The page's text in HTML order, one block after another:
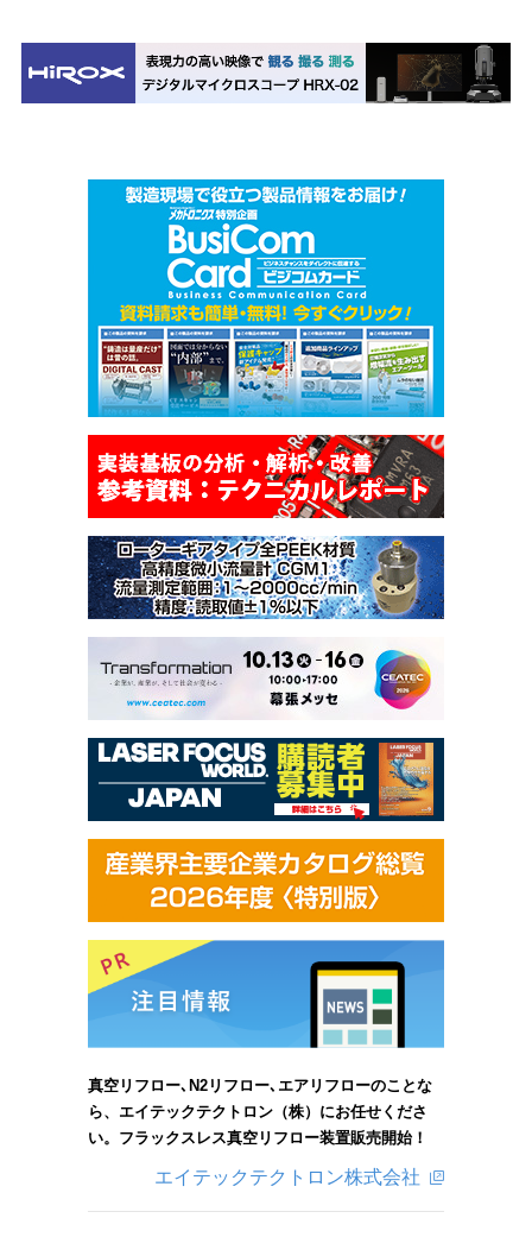
真空リフロー､N2リフロー､エアリフローのことな
ら、エイテックテクトロン（株）にお任せくださ
い。フラックスレス真空リフロー装置販売開始！
エイテックテクトロン株式会社